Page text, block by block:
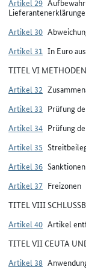
Artikel 29
Artikel 30
Artikel 31 In Euro
TITEL VI
Artikel 32
Artikel 33 Prüfung
Artikel 34 Prüfung
Artikel 35
Artikel 36 Sanktionen
Artikel 37 Freizonen
TITEL VIII
Artikel 40 Artikel
TITEL VII CEUTA
Artikel 38